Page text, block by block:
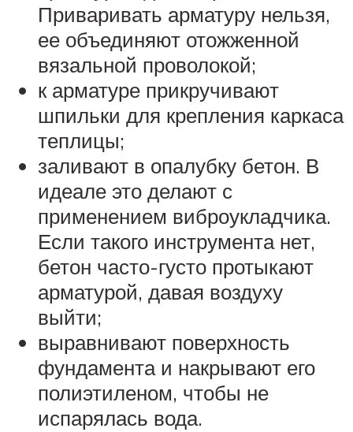
Приваривать арматуру нельзя,
ее объединяют отожженной
вязальной проволокой;
к арматуре прикручивают
шпильки для крепления каркаса
теплицы;
заливают в опалубку бетон. В
идеале это делают с
применением виброукладчика.
Если такого инструмента нет,
бетон часто-густо протыкают
арматурой, давая воздуху
выйти;
выравнивают поверхность
фундамента и накрывают его
полиэтиленом, чтобы не
испарялась вода.